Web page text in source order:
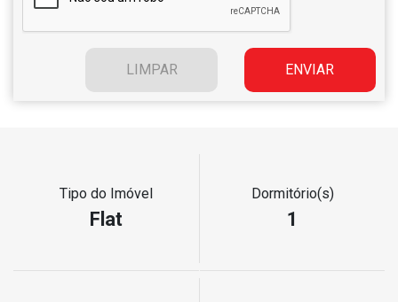
Tipo do Imóvel
Flat
Dormitório(s)
1